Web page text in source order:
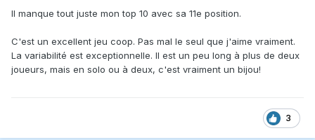
Il manque tout juste mon top 10 avec sa 11e position.
C'est un excellent jeu coop. Pas mal le seul que j'aime vraiment.
La variabilité est exceptionnelle. Il est un peu long à plus de deux
joueurs, mais en solo ou à deux, c'est vraiment un bijou!
3